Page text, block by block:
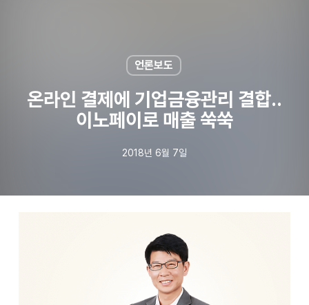
언론보도
온라인 결제에 기업금융관리 결합..
이노페이로 매출 쑥쑥
2018년 6월 7일